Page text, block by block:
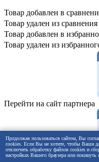
Товар добавлен в
Товар удален из сравнения
Товар добавлен в
Товар удален из
Перейти на сайт партнера
Продолжая пользоваться сайтом, Вы
cookies. Если Вы не хотите, чтобы Ваши
отключить обработку файлов cookies и
настройках Вашего браузера или покинуть